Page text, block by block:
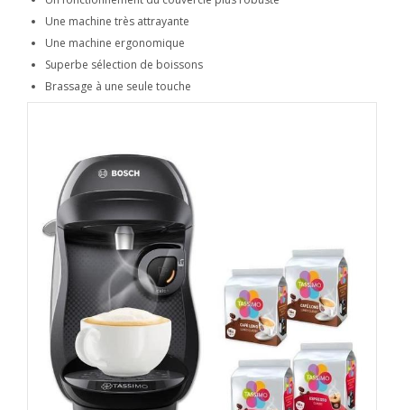
Une machine très attrayante
Une machine ergonomique
Superbe sélection de boissons
Brassage à une seule touche